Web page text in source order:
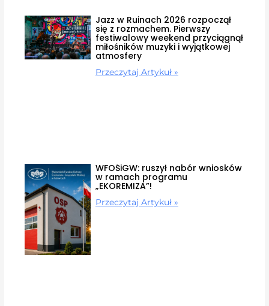
Jazz w Ruinach 2026 rozpoczął
się z rozmachem. Pierwszy
festiwalowy weekend przyciągnął
miłośników muzyki i wyjątkowej
atmosfery
Przeczytaj Artykuł »
WFOŚiGW: ruszył nabór wniosków
w ramach programu
„EKOREMIZA”!
Przeczytaj Artykuł »